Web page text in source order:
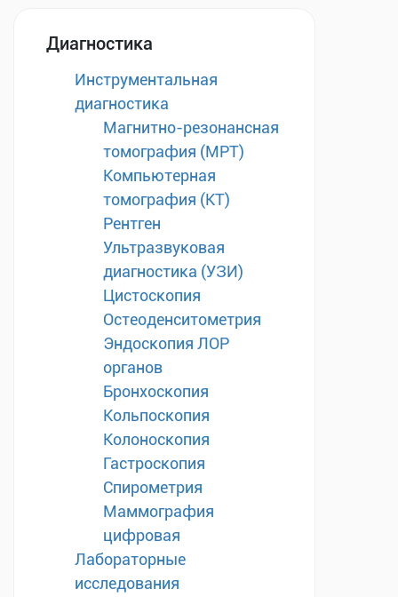
Диагностика
Инструментальная
диагностика
Магнитно-резонансная
томография (МРТ)
Компьютерная
томография (КТ)
Рентген
Ультразвуковая
диагностика (УЗИ)
Цистоскопия
Остеоденситометрия
Эндоскопия ЛОР
органов
Бронхоскопия
Кольпоскопия
Колоноскопия
Гастроскопия
Спирометрия
Маммография
цифровая
Лабораторные
исследования